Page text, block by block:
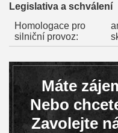
Legislativa a schválení
Homologace pro
silniční provoz:
Máte
Nebo
Zavolejte